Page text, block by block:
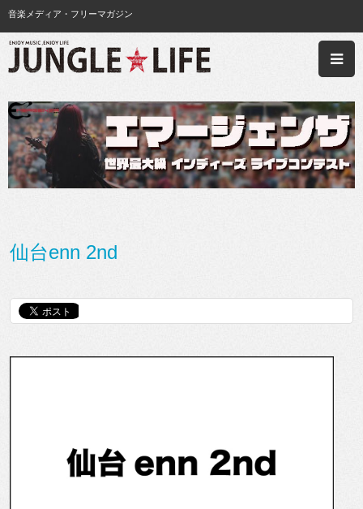
音楽メディア・フリーマガジン
仙台enn 2nd